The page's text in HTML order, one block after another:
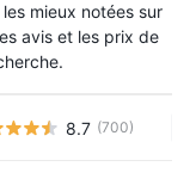
mieux notées sur
avis et les prix de
8.7 (700)